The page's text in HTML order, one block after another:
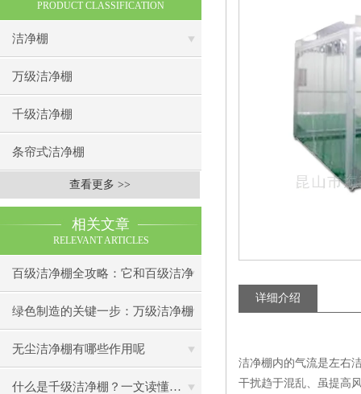
PRODUCT CLASSIFICATION
洁净棚
万级洁净棚
千级洁净棚
条帘式洁净棚
查看更多 >>
相关文章
RELEVANT ARTICLES
百级洁净棚全攻略：它和百级洁净
室到底有什么区别？
绿色制造的关键一步：万级洁净棚
助力环保型半导体产业发展
无尘洁净棚有哪些作用呢
什么是千级洁净棚？一文读懂其结构特点与局部净化优势
详细介绍
洁净棚内的气流是左右
干扰趋于混乱、虽提高